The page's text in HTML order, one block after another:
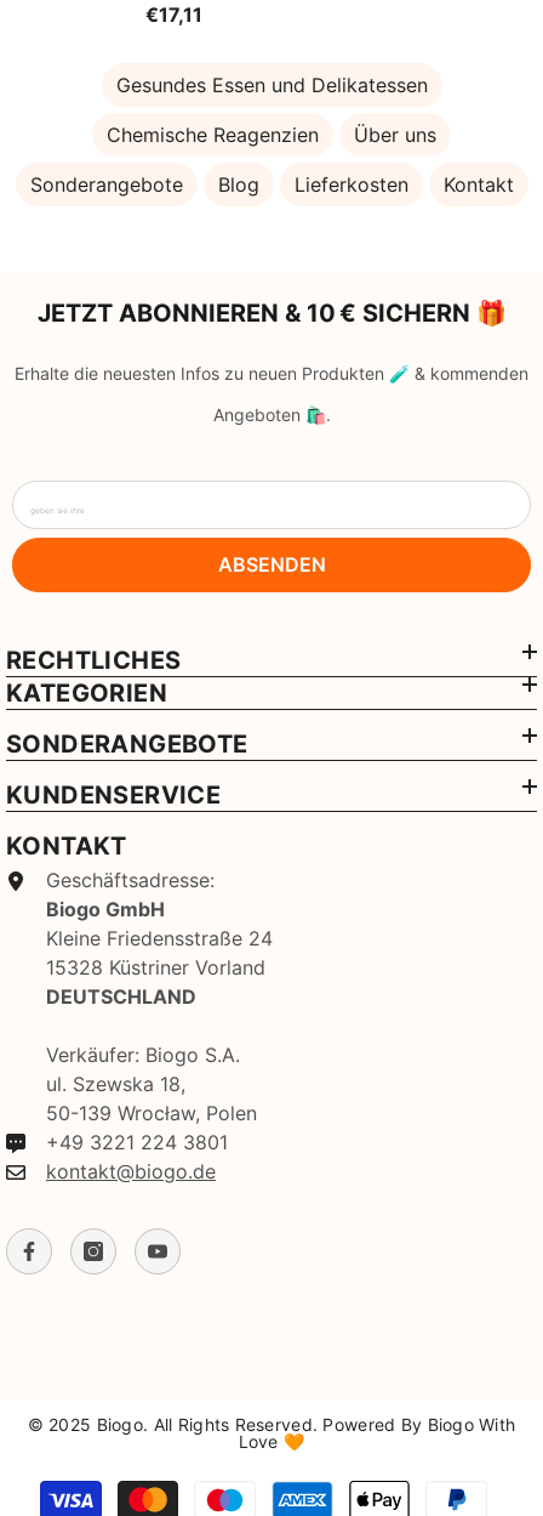
€17,11
Gesundes Essen und Delikatessen
Chemische Reagenzien Über uns
Sonderangebote Blog Lieferkosten Kontakt
JETZT ABONNIEREN & 10 € SICHERN 🎁
Erhalte die neuesten Infos zu neuen Produkten 🧪 & kommenden
Angeboten 🛍️.
geben sie ihre
ABSENDEN
RECHTLICHES
KATEGORIEN
SONDERANGEBOTE
KUNDENSERVICE
KONTAKT
Geschäftsadresse:
Biogo GmbH
Kleine Friedensstraße 24
15328 Küstriner Vorland
DEUTSCHLAND
Verkäufer: Biogo S.A.
ul. Szewska 18,
50-139 Wrocław, Polen
+49 3221 224 3801
kontakt@biogo.de
© 2025 Biogo. All Rights Reserved. Powered By Biogo With
Love 🧡
Zahlungsmethoden